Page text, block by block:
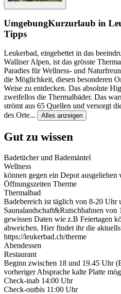
UmgebungKurzurlaub in
Tipps
Leukerbad, eingebettet in das
Walliser Alpen, ist das grösste
Paradies für Wellness- und
die Möglichkeit, diesen besonderen
Weise zu entdecken. Das absolute
zweifellos die Thermalbäder. Das
strömt aus 65 Quellen und versorgt
des Orte... Alles anzeigen
Gut zu wissen
Badetücher und Bademäntel
Wellness
können gegen ein Depot ausgeliehen
Öffnungszeiten Therme
Thermalbad
Badebereich ist täglich von 8-20 Uhr
Saunalandschaft&Rutschbahnen
gewissen Daten wie z.B Feiertagen
abweichen. Hier findet ihr die
https://leukerbad.ch/therme
Abendessen
Restaurant
Beginn zwischen 18 und 19.45 Uhr
vorheriger Absprache kalte Platte
Check-inab 14:00 Uhr
Check-outbis 11:00 Uhr